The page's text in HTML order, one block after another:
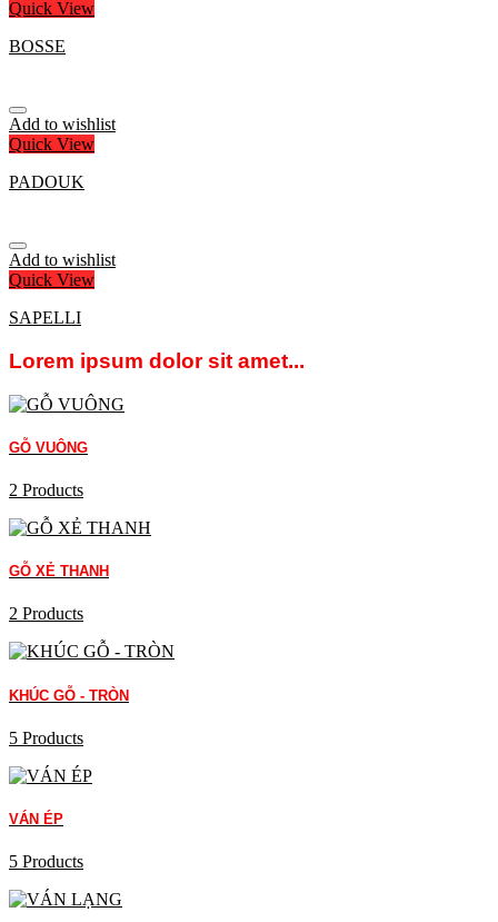
Quick View
BOSSE
Add to wishlist
Quick View
PADOUK
Add to wishlist
Quick View
SAPELLI
Lorem ipsum dolor sit amet...
GỖ VUÔNG
2 Products
GỖ XẺ THANH
2 Products
KHÚC GỖ - TRÒN
5 Products
VÁN ÉP
5 Products